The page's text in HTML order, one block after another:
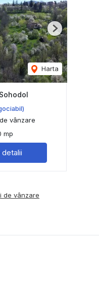
Harta
Next
vânzare
mp
de vânzare